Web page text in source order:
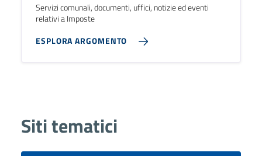
Servizi comunali, documenti, uffici, notizie ed eventi
relativi a Imposte
ESPLORA ARGOMENTO
Siti tematici